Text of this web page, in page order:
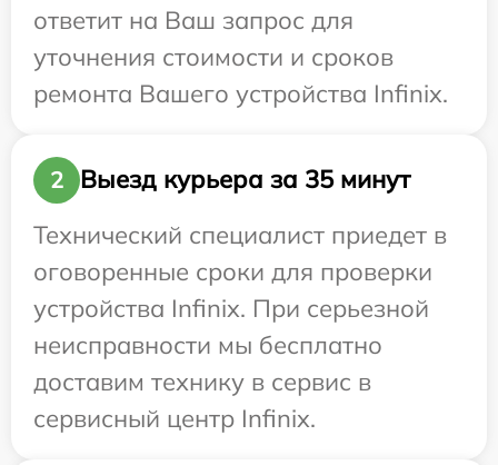
ответит на Ваш запрос для
уточнения стоимости и сроков
ремонта Вашего устройства Infinix.
2
Выезд курьера за 35 минут
Технический специалист приедет в
оговоренные сроки для проверки
устройства Infinix. При серьезной
неисправности мы бесплатно
доставим технику в сервис в
сервисный центр Infinix.